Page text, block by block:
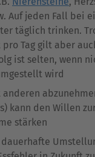
Auf jeden Fall bei
täglich trinken.
Tag gilt aber
ist selten, wenn
wird
kann den Willen
stärken